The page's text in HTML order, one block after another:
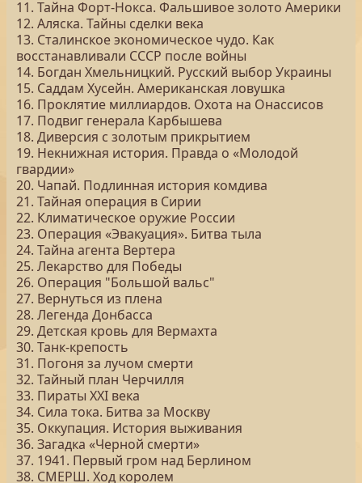
11. Тайна Форт-Нокса. Фальшивое золото Америки
12. Аляска. Тайны сделки века
13. Сталинское экономическое чудо. Как
восстанавливали СССР после войны
14. Богдан Хмельницкий. Русский выбор Украины
15. Саддам Хусейн. Американская ловушка
16. Проклятие миллиардов. Охота на Онассисов
17. Подвиг генерала Карбышева
18. Диверсия с золотым прикрытием
19. Некнижная история. Правда о «Молодой
гвардии»
20. Чапай. Подлинная история комдива
21. Тайная операция в Сирии
22. Климатическое оружие России
23. Операция «Эвакуация». Битва тыла
24. Тайна агента Вертера
25. Лекарство для Победы
26. Операция "Большой вальс"
27. Вернуться из плена
28. Легенда Донбасса
29. Детская кровь для Вермахта
30. Танк-крепость
31. Погоня за лучом смерти
32. Тайный план Черчилля
33. Пираты ХХI века
34. Сила тока. Битва за Москву
35. Оккупация. История выживания
36. Загадка «Черной смерти»
37. 1941. Первый гром над Берлином
38. СМЕРШ. Ход королем